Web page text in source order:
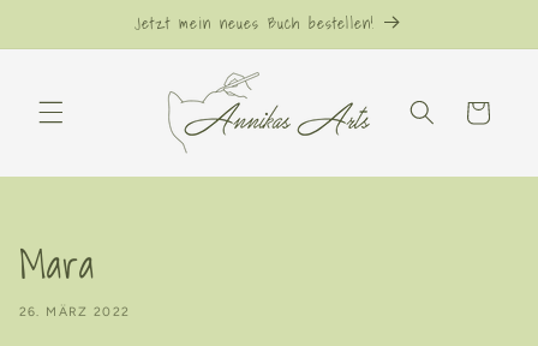
Inhalt
Jetzt mein neues Buch bestellen!
Warenkorb
Mara
26. MÄRZ 2022